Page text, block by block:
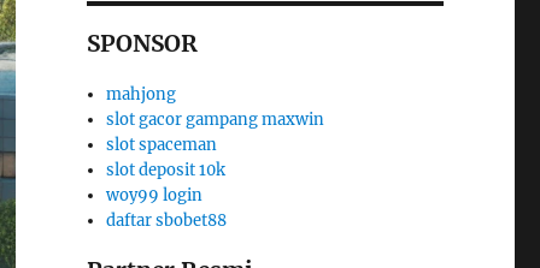
SPONSOR
mahjong
slot gacor gampang maxwin
slot spaceman
slot deposit 10k
woy99 login
daftar sbobet88